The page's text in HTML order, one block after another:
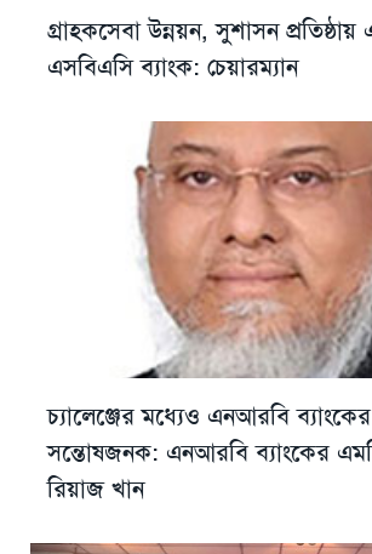
গ্রাহকসেবা উন্নয়ন, সুশাসন প্রতিষ্ঠায়
এসবিএসি ব্যাংক: চেয়ারম্যান
চ্যালেঞ্জের মধ্যেও এনআরবি
সন্তোষজনক: এনআরবি ব্যাংকের
রিয়াজ খান